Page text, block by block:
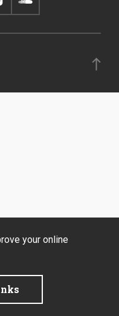
your online